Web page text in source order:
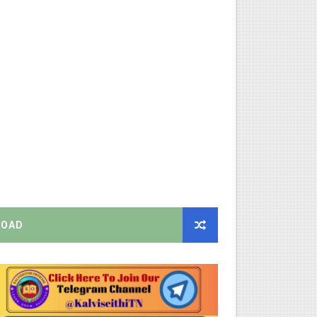
முதலமைச்சரின் நிலையான ஆணைகள் (TN Govt Standing
வெளியிட்ட முக்கிய அறிவிப்பு!
முழு அமர்வு தீர்ப்பு விவரங்கள்!